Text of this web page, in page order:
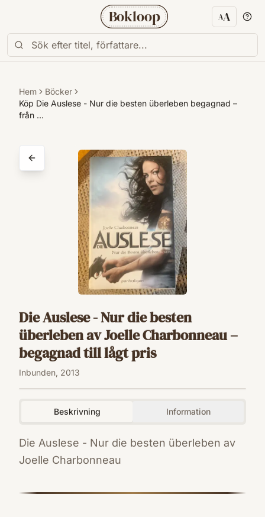
Bokloop AA
Hem
Böcker
Köp Die Auslese - Nur die besten überleben begagnad –
från …
Die Auslese - Nur die besten
überleben av Joelle Charbonneau –
begagnad till lågt pris
Inbunden, 2013
Beskrivning Information
Die Auslese - Nur die besten überleben av
Joelle Charbonneau
9783764531171